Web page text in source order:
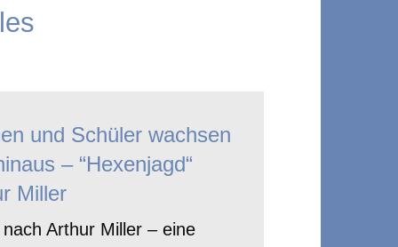
und Schüler wachsen
– “Hexenjagd“
Miller
nach Arthur Miller – eine